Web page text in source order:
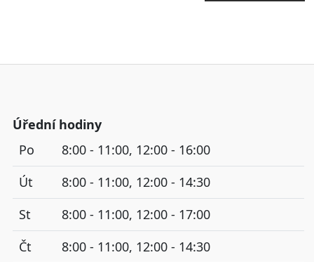
Úřední hodiny
Po
8:00 - 11:00, 12:00 - 16:00
Út
8:00 - 11:00, 12:00 - 14:30
St
8:00 - 11:00, 12:00 - 17:00
Čt
8:00 - 11:00, 12:00 - 14:30